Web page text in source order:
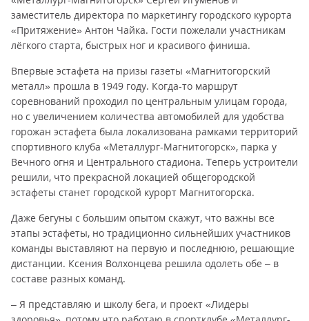
заместитель директора по маркетингу городского курорта
«Притяжение» Антон Чайка. Гости пожелали участникам
лёгкого старта, быстрых ног и красивого финиша.
Впервые эстафета на призы газеты «Магнитогорский
металл» прошла в 1949 году. Когда-то маршрут
соревнований проходил по центральным улицам города,
но с увеличением количества автомобилей для удобства
горожан эстафета была локализована рамками территорий
спортивного клуба «Металлург-Магнитогорск», парка у
Вечного огня и Центрального стадиона. Теперь устроители
решили, что прекрасной локацией общегородской
эстафеты станет городской курорт Магнитогорска.
Даже бегуны с большим опытом скажут, что важны все
этапы эстафеты, но традиционно сильнейших участников
команды выставляют на первую и последнюю, решающие
дистанции. Ксения Волхонцева решила одолеть обе – в
составе разных команд.
– Я представляю и школу бега, и проект «Лидеры